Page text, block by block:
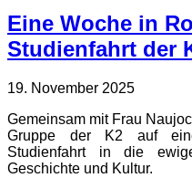
Eine Woche in
Studienfahrt der
19. November 2025
Gemeinsam mit Frau
Gruppe der K2 auf
Studienfahrt in die
Geschichte und Kultur.